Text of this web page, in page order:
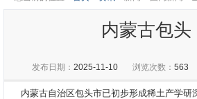
内蒙古包
发布日期： 2025-11-10 浏览次数： 563
内蒙古自治区包头市已初步形成稀土产学研